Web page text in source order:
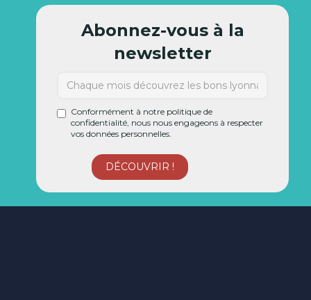
Abonnez-vous à la
newsletter
Conformément à notre politique de
confidentialité, nous nous engageons à respecter
vos données personnelles.